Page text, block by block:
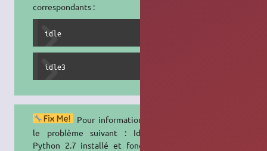
correspondants :
idle
idle3
Pour information, j'ai eu
le problème suivant : Idle pour
Python 2.7 installé et fonctionnel;